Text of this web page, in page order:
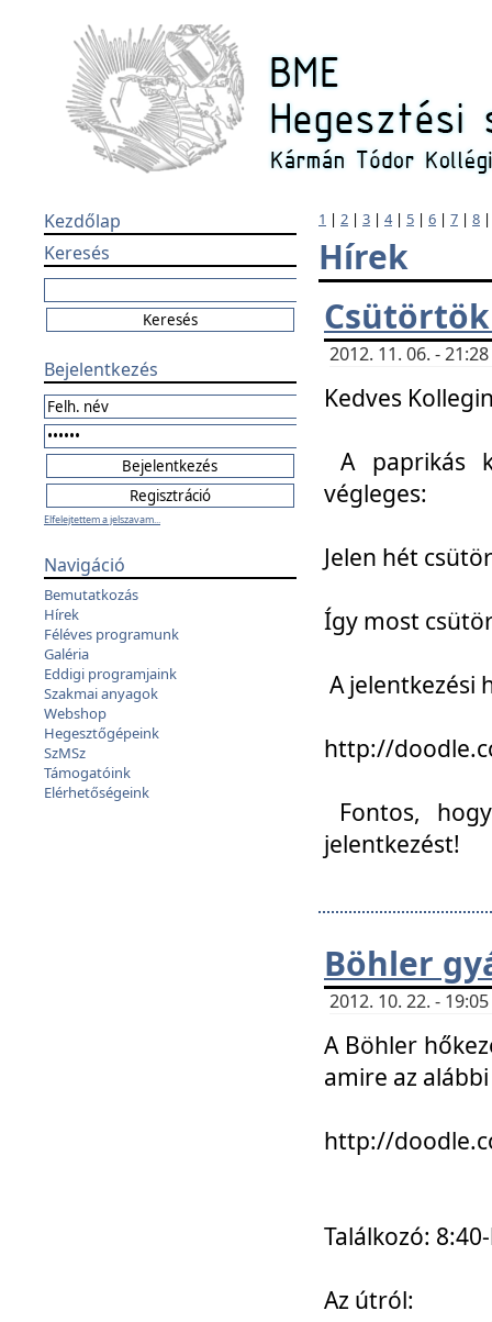
Kezdőlap
Keresés
Bejelentkezés
Elfelejtettem a jelszavam...
Navigáció
Bemutatkozás
Hírek
Féléves programunk
Galéria
Eddigi programjaink
Szakmai anyagok
Webshop
Hegesztőgépeink
SzMSz
Támogatóink
Elérhetőségeink
1 | 2 | 3 | 4| 5 | 6 | 7 | 8
Hírek
2012. 11. 06. -
Kedves
A paprikás
végleges:
Jelen hét
Így most
A jelentkezési
http://
Fontos,
jelentkezést!
Böhler
2012. 10. 22. -
A Böhler
amire az
http://
Találkozó:
Az útról: